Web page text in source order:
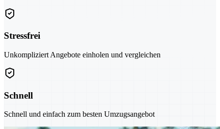
Stressfrei
Unkompliziert Angebote einholen und vergleichen
Schnell
Schnell und einfach zum besten Umzugsangebot